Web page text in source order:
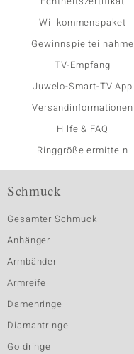
Willkommenspaket
Gewinnspielteilnahme
TV-Empfang
Juwelo-Smart-TV App
Versandinformationen
Hilfe & FAQ
Ringgröße ermitteln
Schmuck
Gesamter Schmuck
Anhänger
Armbänder
Armreife
Damenringe
Diamantringe
Goldringe